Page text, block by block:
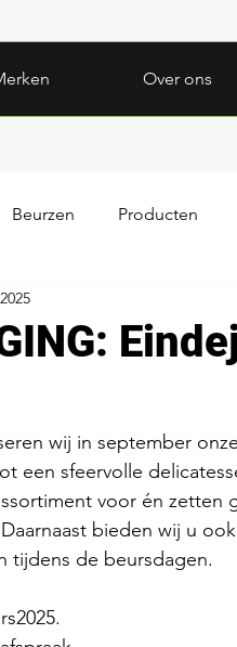
Over ons
Beurzen Producten
wij in september
een sfeervolle
voor én zetten
Daarnaast bieden wij u
tijdens de beursdagen.